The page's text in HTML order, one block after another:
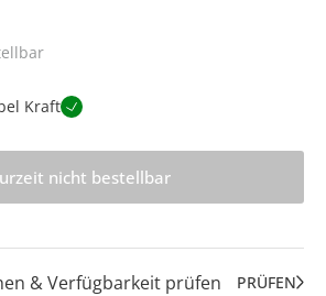
Kraft
nicht bestellbar
& Verfügbarkeit prüfen PRÜFEN